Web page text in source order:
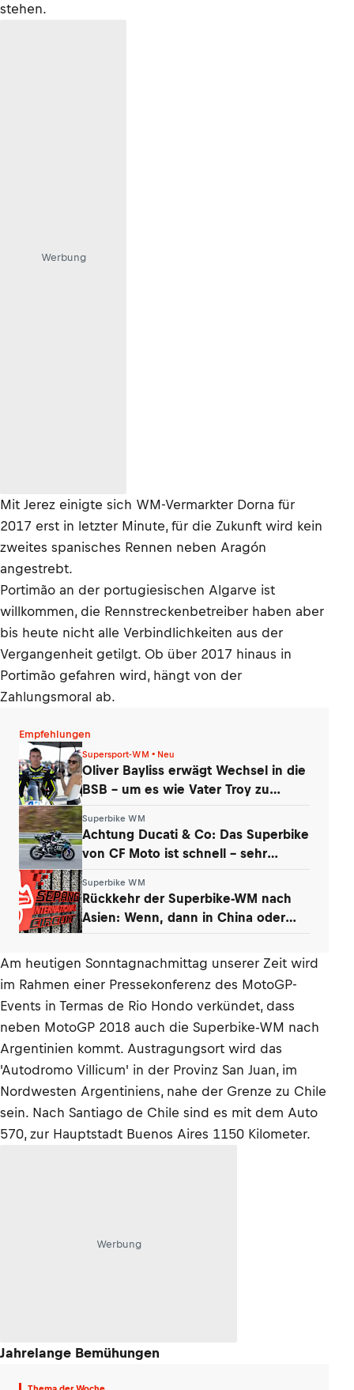
stehen.
Werbung
Mit Jerez einigte sich WM-Vermarkter Dorna für
2017 erst in letzter Minute, für die Zukunft wird kein
zweites spanisches Rennen neben Aragón
angestrebt.
Portimão an der portugiesischen Algarve ist
willkommen, die Rennstreckenbetreiber haben aber
bis heute nicht alle Verbindlichkeiten aus der
Vergangenheit getilgt. Ob über 2017 hinaus in
Portimão gefahren wird, hängt von der
Zahlungsmoral ab.
Empfehlungen
Supersport-WM • Neu
Oliver Bayliss erwägt Wechsel in die
BSB – um es wie Vater Troy zu
Superbike WM
Achtung Ducati & Co: Das Superbike
von CF Moto ist schnell – sehr
Superbike WM
Rückkehr der Superbike-WM nach
Asien: Wenn, dann in China oder
Am heutigen Sonntagnachmittag unserer Zeit wird
im Rahmen einer Pressekonferenz des MotoGP-
Events in Termas de Rio Hondo verkündet, dass
neben MotoGP 2018 auch die Superbike-WM nach
Argentinien kommt. Austragungsort wird das
'Autodromo Villicum' in der Provinz San Juan, im
Nordwesten Argentiniens, nahe der Grenze zu Chile
sein. Nach Santiago de Chile sind es mit dem Auto
570, zur Hauptstadt Buenos Aires 1150 Kilometer.
Werbung
Jahrelange Bemühungen